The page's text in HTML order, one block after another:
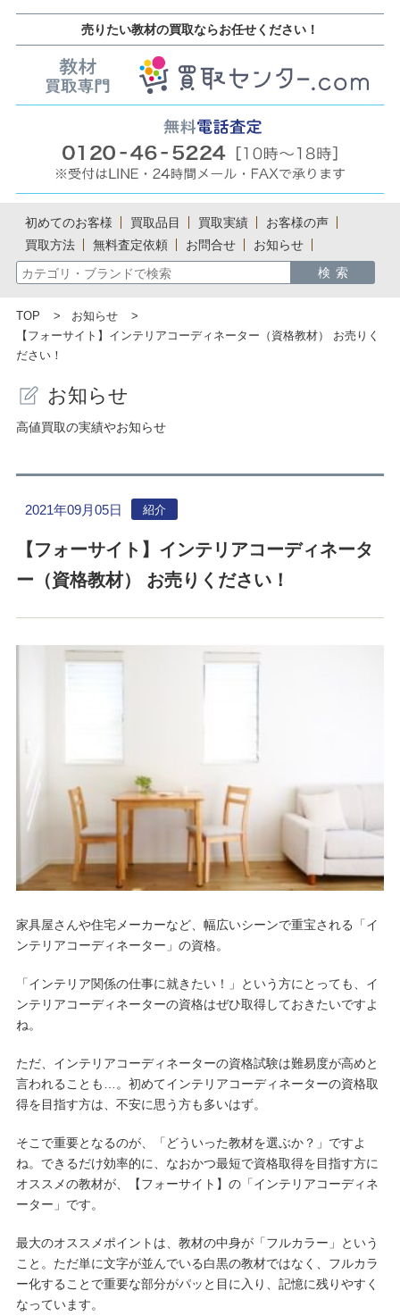
売りたい教材の買取ならお任せください！
初めてのお客様 買取品目 買取実績
お客様の声
買取方法
無料査定依頼 お問合せ お知らせ
TOP
お知らせ
【フォーサイト】インテリアコーディネーター（資格教材） お売りく
ださい！
お知らせ
高値買取の実績やお知らせ
【フォーサイト】インテリアコーディネータ
ー（資格教材） お売りください！
2021年09月05日 紹介
家具屋さんや住宅メーカーなど、幅広いシーンで重宝される「イ
ンテリアコーディネーター」の資格。
「インテリア関係の仕事に就きたい！」という方にとっても、イ
ンテリアコーディネーターの資格はぜひ取得しておきたいですよ
ね。
ただ、インテリアコーディネーターの資格試験は難易度が高めと
言われることも…。初めてインテリアコーディネーターの資格取
得を目指す方は、不安に思う方も多いはず。
そこで重要となるのが、「どういった教材を選ぶか？」ですよ
ね。できるだけ効率的に、なおかつ最短で資格取得を目指す方に
オススメの教材が、【フォーサイト】の「インテリアコーディネ
ーター」です。
最大のオススメポイントは、教材の中身が「フルカラー」という
こと。ただ単に文字が並んでいる白黒の教材ではなく、フルカラ
ー化することで重要な部分がパッと目に入り、記憶に残りやすく
なっています。